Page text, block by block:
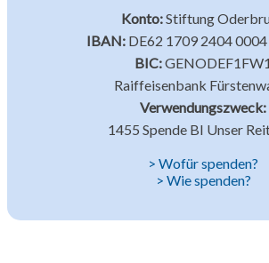
Konto:Stiftung
IBAN:DE62 1709 2404
BIC:GENODEF1FW1
Raiffeisenbank
Verwendungszweck:
1455 Spende BI Unser
> Wofür spenden?
> Wie spenden?